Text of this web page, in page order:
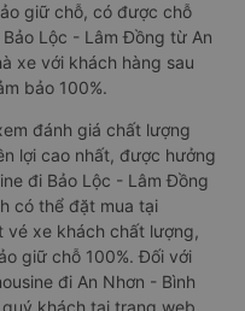
giữ chỗ, có được chỗ
Lộc - Lâm Đồng từ An
xe với khách hàng sau
bảo 100%.
đánh giá chất lượng
lợi cao nhất, được hưởng
đi Bảo Lộc - Lâm Đồng
có thể đặt mua tại
vé xe khách chất lượng,
giữ chỗ 100%. Đối với
đi An Nhơn - Bình
khách tại trang web